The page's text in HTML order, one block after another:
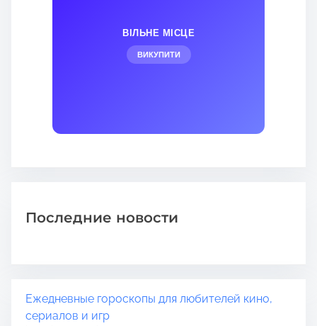
ВІЛЬНЕ МІСЦЕ
ВИКУПИТИ
Последние новости
Ежедневные гороскопы для любителей кино,
сериалов и игр